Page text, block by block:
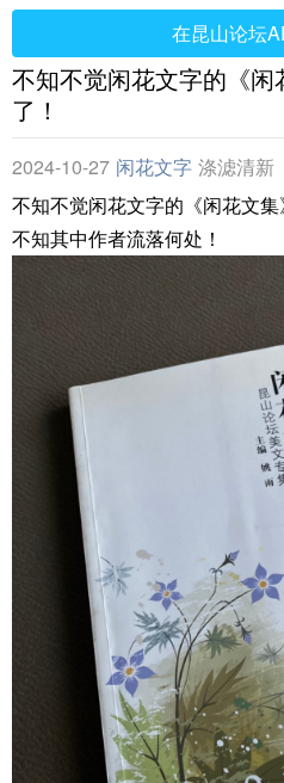
在昆山论坛
不知不觉闲花文字的《
了！
2024-10-27 闲花文字 涤滤清新
不知不觉闲花文字的《闲花文集
不知其中作者流落何处！